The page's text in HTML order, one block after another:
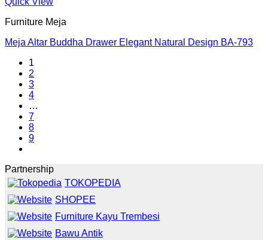
Furniture Meja
Meja Altar Buddha Drawer Elegant Natural Design BA-793
1
2
3
4
…
7
8
9
Partnership
TOKOPEDIA
SHOPEE
Furniture Kayu Trembesi
Bawu Antik